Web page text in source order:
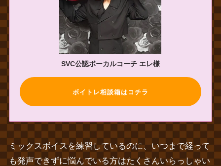
SVC公認ボーカルコーチ エレ様
ボイトレ相談箱はコチラ
ミックスボイスを練習しているのに、いつまで経って
も発声できずに悩んでいる方はたくさんいらっしゃい